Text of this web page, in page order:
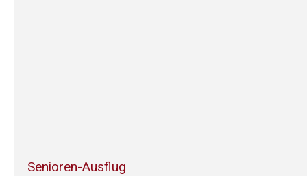
Senioren-Ausflug